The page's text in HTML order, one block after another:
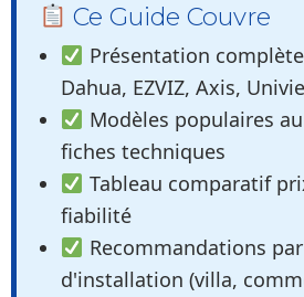
Ce Guide Couvre
Présentation
Dahua, EZVIZ, Axis,
Modèles populaires
fiches techniques
Tableau comparatif
fiabilité
Recommandations
d'installation (villa,